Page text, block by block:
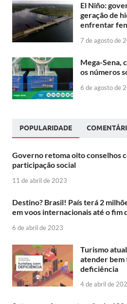
El Niño:
geração de
enfrentar
7 de agosto de
Mega-Sena,
os números
6 de agosto de
POPULARIDADE
Governo retoma oito conselhos
participação social
11 de abril de 2023
Destino? Brasil! País terá 2
em voos internacionais até o fim
6 de abril de 2023
Turismo
atender bem
deficiência
4 de abril de